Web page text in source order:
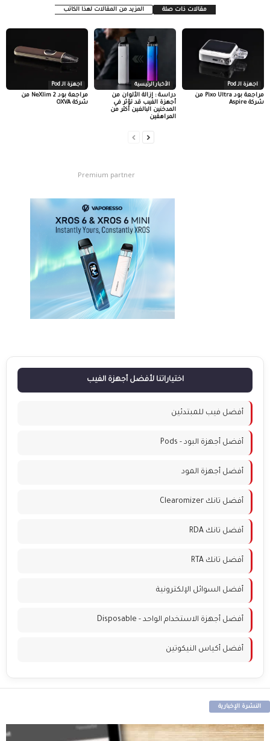
مقالات ذات صلة المزيد من المقالات لهذا الكاتب
اجهزة الـ Pod
مراجعة بود NeXlim 2 من
شركة OXVA
الأخبار الرئيسية
دراسة : إزالة الألوان من
أجهزة الفيب قد تؤثر في
المدخنين البالغين أكثر من
المراهقين
اجهزة الـ Pod
مراجعة بود Pixo Ultra من
شركة Aspire
Premium partner
اختياراتنا لأفضل أجهزة الفيب
أفضل فيب للمبتدئين
أفضل أجهزة البود - Pods
أفضل أجهزة المود
أفضل تانك Clearomizer
أفضل تانك RDA
أفضل تانك RTA
أفضل السوائل الإلكترونية
أفضل أجهزة الاستخدام الواحد - Disposable
أفضل أكياس النيكوتين
النشرة الإخبارية